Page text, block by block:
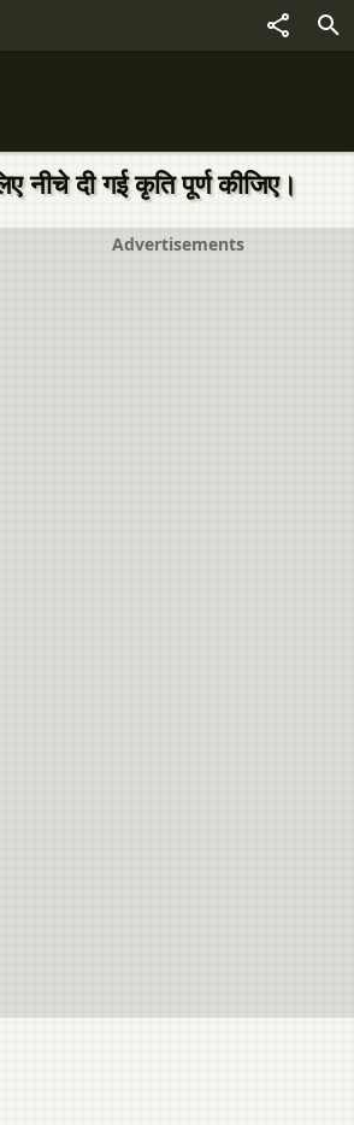
नीचे दी गई कृति पूर्ण कीजिए।
Advertisements